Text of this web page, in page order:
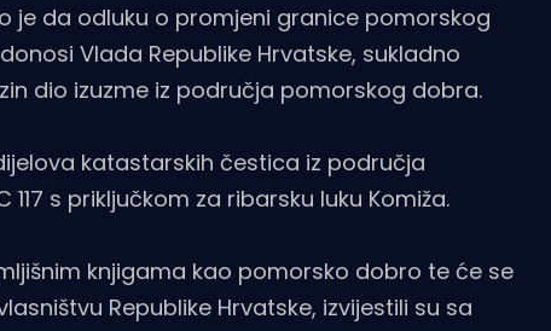
je da odluku o promjeni granice pomorskog
Vlada Republike Hrvatske, sukladno
dio izuzme iz područja pomorskog dobra.
katastarskih čestica iz područja
s priključkom za ribarsku luku Komiža.
knjigama kao pomorsko dobro te će se
Republike Hrvatske, izvijestili su sa